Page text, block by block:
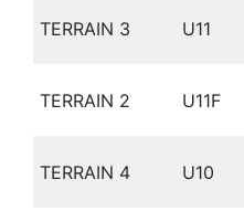
TERRAIN 3 U11
TERRAIN 2 U11F
TERRAIN 4 U10